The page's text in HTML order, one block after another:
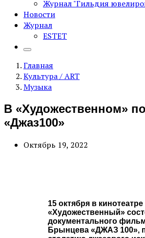
Журнал "Гильдия
Новости
Журнал
ESTET
Главная
Культура / ART
Музыка
В «Художественном»
«Джаз100»
Октябрь 19, 2022
15 октября в кинотеатре
«Художественный»
документального
Брынцева «ДЖАЗ 100»,